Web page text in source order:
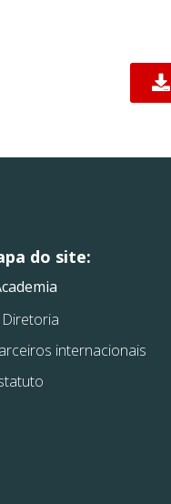
do site:
internacionais